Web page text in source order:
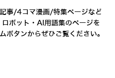
事/4コマ漫画/特集ページなど
ロボット・AI用語集のページを
ボタンからぜひご覧ください。